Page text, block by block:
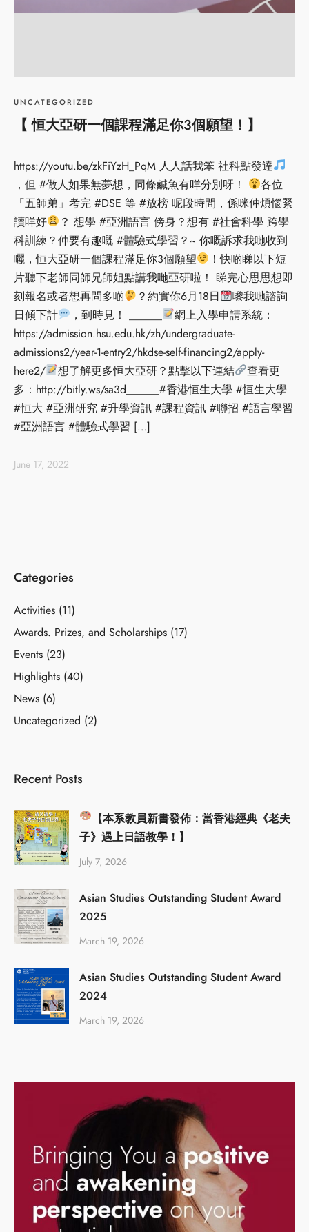
UNCATEGORIZED
【 恒大亞研一個課程滿足你3個願望！】
https://youtu.be/zkFiYzH_PqM 人人話我笨 社科點發達
，但 #做人如果無夢想，同條鹹魚有咩分別呀！
各位
「五師弟」考完 #DSE 等 #放榜 呢段時間，係咪仲煩惱緊
讀咩好
？ 想學 #亞洲語言 傍身？想有 #社會科學 跨學
科訓練？仲要有趣嘅 #體驗式學習？~ 你嘅訴求我哋收到
囇，恒大亞研一個課程滿足你3個願望
！快啲睇以下短
片聽下老師同師兄師姐點講我哋亞研啦！ 睇完心思思想即
刻報名或者想再問多啲
？約實你6月18日
嚟我哋諮詢
日傾下計
，到時見！ ______
網上入學申請系統：
https://admission.hsu.edu.hk/zh/undergraduate-
admissions2/year-1-entry2/hkdse-self-financing2/apply-
here2/
想了解更多恒大亞研？點擊以下連結
查看更
多：http://bitly.ws/sa3d______#香港恒生大學 #恒生大學
#恒大 #亞洲研究 #升學資訊 #課程資訊 #聯招 #語言學習
#亞洲語言 #體驗式學習 […]
June 17, 2022
Categories
Activities (11)
Awards. Prizes, and Scholarships (17)
Events (23)
Highlights (40)
News (6)
Uncategorized (2)
Recent Posts
【本系教員新書發佈：當香港經典《老夫
子》遇上日語教學！】
July 7, 2026
Asian Studies Outstanding Student Award
2025
March 19, 2026
Asian Studies Outstanding Student Award
2024
March 19, 2026